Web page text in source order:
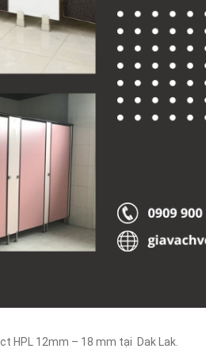
HPL 12mm – 18 mm tại Dak Lak.